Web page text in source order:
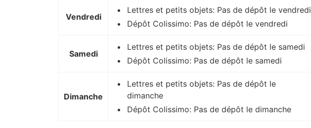
Vendredi
Lettres et petits objets: Pas de dépôt le vendredi
Dépôt Colissimo: Pas de dépôt le vendredi
Samedi
Lettres et petits objets: Pas de dépôt le samedi
Dépôt Colissimo: Pas de dépôt le samedi
Dimanche
Lettres et petits objets: Pas de dépôt le
dimanche
Dépôt Colissimo: Pas de dépôt le dimanche